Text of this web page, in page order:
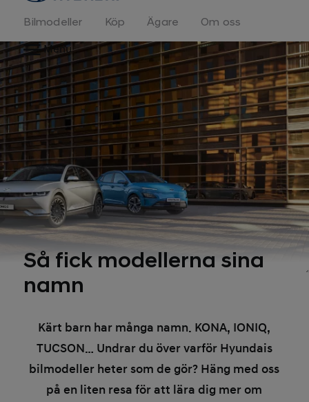
Bilmodeller Köp Ägare
Om oss
Menu
Så fick modellerna sina
namn
Kärt barn har många namn. KONA, IONIQ,
TUCSON… Undrar du över varför Hyundais
bilmodeller heter som de gör? Häng med oss
på en liten resa för att lära dig mer om